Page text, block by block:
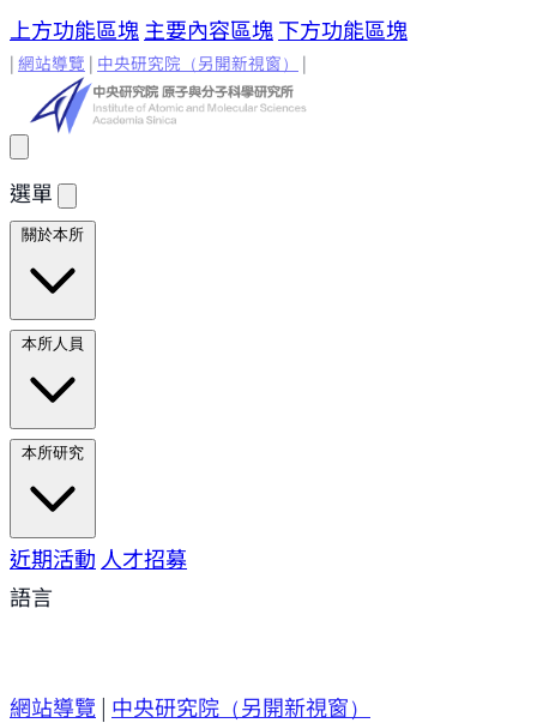
上方功能區塊 主要內容區塊 下方功能區塊
| 網站導覽 | 中央研究院 （另開新視窗） |
選單
關於本所
所長的話
小常識
本所人員
學術諮詢委員
員
兼任研究人員
本所研究
研究方向 研究成果
近期活動 人才招募
語言
網站導覽 | 中央研究院 （另開新視窗）